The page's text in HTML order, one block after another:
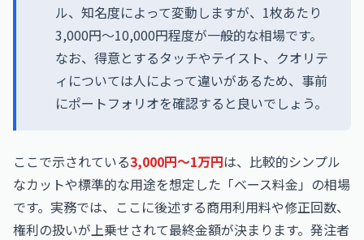
ル、知名度によって変動しますが、1枚あたり
3,000円～10,000円程度が一般的な相場です。
なお、得意とするタッチやテイスト、クオリテ
ィについては人によって違いがあるため、事前
にポートフォリオを確認すると良いでしょう。
ここで示されている3,000円〜1万円は、比較的シンプル
なカットや標準的な用途を想定した「ベース料金」の相場
です。実務では、ここに後述する商用利用料や修正回数、
権利の扱いが上乗せされて最終金額が決まります。発注者